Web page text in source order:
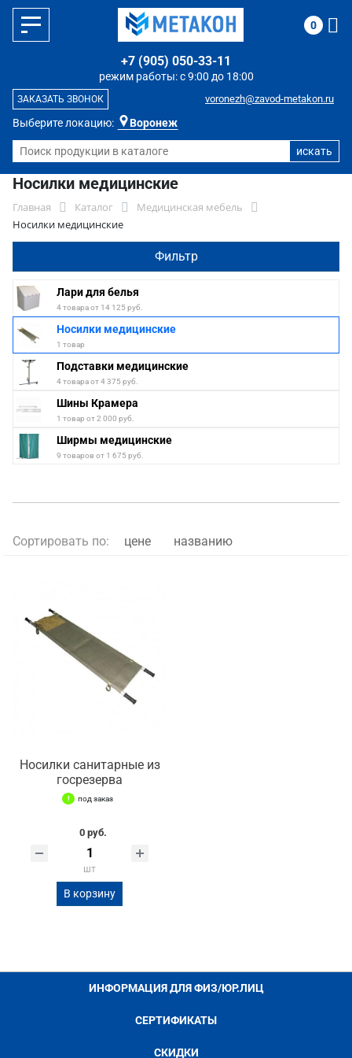
Выберите локацию: Воронеж
режим работы: с 9:00 до 18:00
+7 (905) 050-33-11
voronezh@zavod-metakon.ru
ЗАКАЗАТЬ ЗВОНОК
0
Носилки медицинские
Главная Каталог
Медицинская мебель
Носилки медицинские
Фильтр
Лари для белья
4 товара от 14 125 руб.
Носилки медицинские
1 товар
Подставки медицинские
4 товара от 4 375 руб.
Шины Крамера
1 товар от 2 000 руб.
Ширмы медицинские
9 товаров от 1 675 руб.
Сортировать по: цене названию
Носилки санитарные из
госрезерва
под заказ
0 руб.
шт
В корзину
ИНФОРМАЦИЯ ДЛЯ ФИЗ/ЮР.ЛИЦ
СЕРТИФИКАТЫ
СКИДКИ